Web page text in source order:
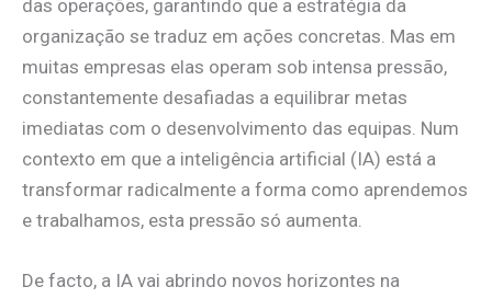
das operações, garantindo que a estratégia da
organização se traduz em ações concretas. Mas em
muitas empresas elas operam sob intensa pressão,
constantemente desafiadas a equilibrar metas
imediatas com o desenvolvimento das equipas. Num
contexto em que a inteligência artificial (IA) está a
transformar radicalmente a forma como aprendemos
e trabalhamos, esta pressão só aumenta.
De facto, a IA vai abrindo novos horizontes na